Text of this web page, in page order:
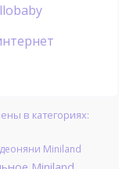
в категориях:
Miniland